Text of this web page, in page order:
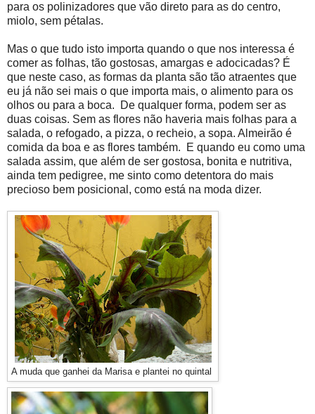
para os polinizadores que vão direto para as do centro,
miolo, sem pétalas.
Mas o que tudo isto importa quando o que nos interessa é
comer as folhas, tão gostosas, amargas e adocicadas? É
que neste caso, as formas da planta são tão atraentes que
eu já não sei mais o que importa mais, o alimento para os
olhos ou para a boca. De qualquer forma, podem ser as
duas coisas. Sem as flores não haveria mais folhas para a
salada, o refogado, a pizza, o recheio, a sopa. Almeirão é
comida da boa e as flores também. E quando eu como uma
salada assim, que além de ser gostosa, bonita e nutritiva,
ainda tem pedigree, me sinto como detentora do mais
precioso bem posicional, como está na moda dizer.
A muda que ganhei da Marisa e plantei no quintal